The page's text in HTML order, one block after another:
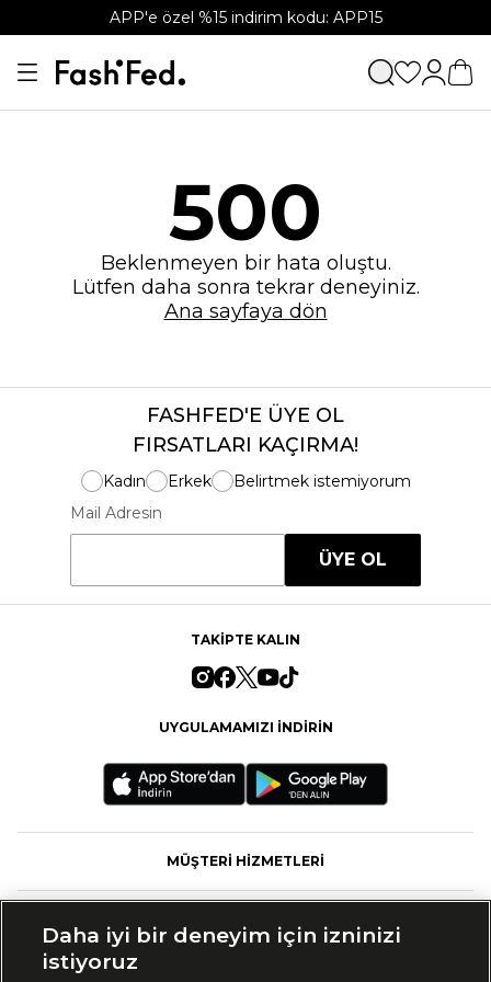
APP'e özel %15 indirim kodu: APP15
500
Beklenmeyen bir hata oluştu.
Lütfen daha sonra tekrar deneyiniz.
Ana sayfaya dön
FASHFED'E ÜYE OL
FIRSATLARI KAÇIRMA!
Kadın Erkek
Belirtmek istemiyorum
Mail Adresin
ÜYE OL
TAKİPTE KALIN
UYGULAMAMIZI İNDİRİN
MÜŞTERİ HİZMETLERİ
Daha iyi bir deneyim için izninizi
istiyoruz